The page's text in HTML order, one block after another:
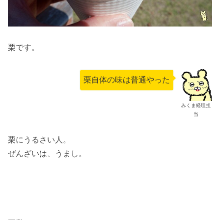
栗です。
みくま経理担
当
栗自体の味は普通やった
栗にうるさい人。
ぜんざいは、うまし。